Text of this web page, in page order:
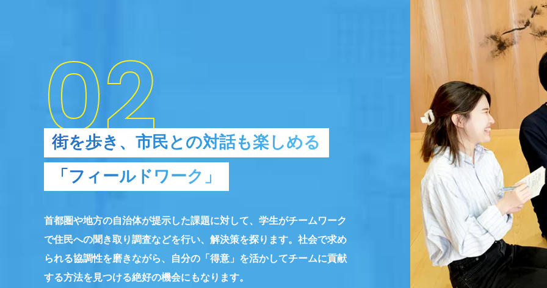
街を歩き、市民との対話も楽しめる
「フィールドワーク」
首都圏や地方の自治体が提示した課題に対して、学生がチームワーク
で住民への聞き取り調査などを行い、解決策を探ります。社会で求め
られる協調性を磨きながら、自分の「得意」を活かしてチームに貢献
する方法を見つける絶好の機会にもなります。